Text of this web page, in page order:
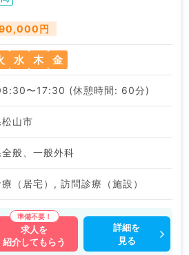
円
水 木 金
〜17:30 (休憩時間: 60分)
山市
般、一般外科
（居宅）, 訪問診療（施設）
求人を
紹介してもらう
詳細を
見る